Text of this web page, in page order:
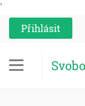
'
Přihlásit